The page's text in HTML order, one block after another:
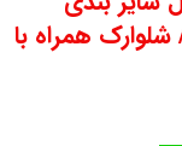
همراه با